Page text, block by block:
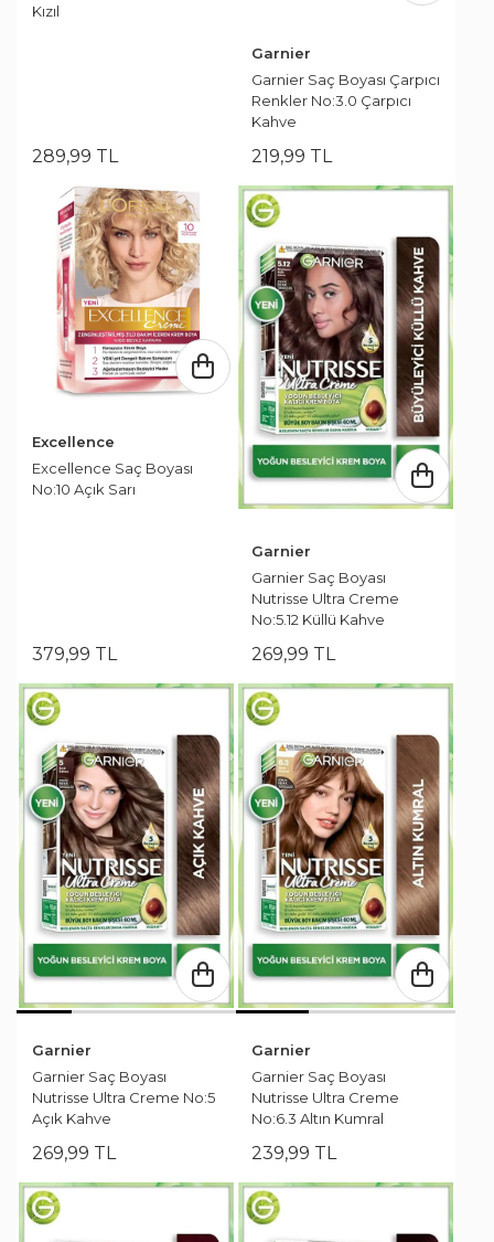
Kızıl
289,99 TL
Garnier
Garnier Saç Boyası Çarpıcı
Renkler No:3.0 Çarpıcı
Kahve
219,99 TL
Excellence
Excellence Saç Boyası
No:10 Açık Sarı
379,99 TL
Garnier
Garnier Saç Boyası
Nutrisse Ultra Creme
No:5.12 Küllü Kahve
269,99 TL
Garnier
Garnier Saç Boyası
Nutrisse Ultra Creme No:5
Açık Kahve
269,99 TL
Garnier
Garnier Saç Boyası
Nutrisse Ultra Creme
No:6.3 Altın Kumral
239,99 TL